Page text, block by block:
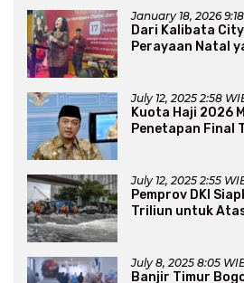
January 18, 2026
Dari Kalibata
Perayaan Natal
July 12, 2025 2:58
Kuota Haji 2026
Penetapan Final
July 12, 2025 2:55
Pemprov DKI
Triliun untuk
July 8, 2025 8:05
Banjir Timur